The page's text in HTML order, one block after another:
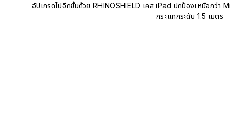
อัปเกรดไปอีกขั้นด้วย RHINOSHIELD เคส iPad ปกป้องเหนือกว่า
กระแทกระดับ 1.5 เมตร